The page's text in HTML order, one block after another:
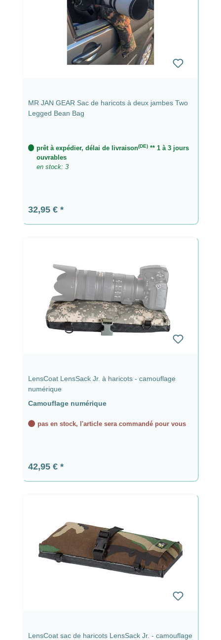
MR JAN GEAR Sac de haricots à deux jambes Two
Legged Bean Bag
prêt à expédier, délai de livraison(DE)** 1 à 3 jours
ouvrables
en stock: 3
Prix régulier :
32,95 €
LensCoat LensSack Jr. à haricots - camouflage
numérique
Camouflage numérique
pas en stock, l'article sera commandé pour vous
Prix régulier :
42,95 €
LensCoat sac de haricots LensSack Jr. - camouflage